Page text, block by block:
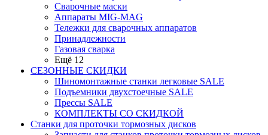
Сварочные маски
Аппараты MIG-MAG
Тележки для сварочных аппаратов
Принадлежности
Газовая сварка
Ещё 12
СЕЗОННЫЕ СКИДКИ
Шиномонтажные станки легковые SALE
Подъемники двухстоечные SALE
Прессы SALE
КОМПЛЕКТЫ СО СКИДКОЙ
Станки для проточки тормозных дисков